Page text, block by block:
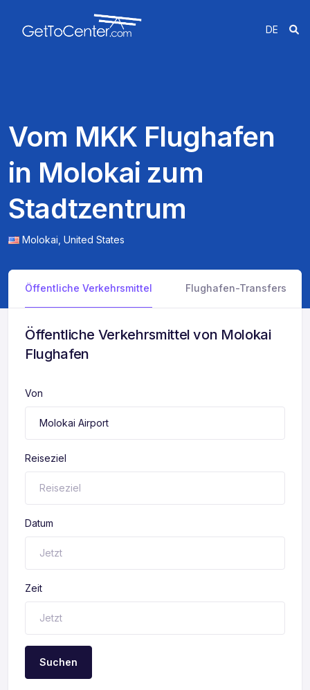
DE
Vom MKK Flughafen
in Molokai zum
Stadtzentrum
Molokai, United States
Öffentliche Verkehrsmittel Flughafen-Transfers
Öffentliche Verkehrsmittel von Molokai
Flughafen
Von
Reiseziel
Datum
Zeit
Suchen